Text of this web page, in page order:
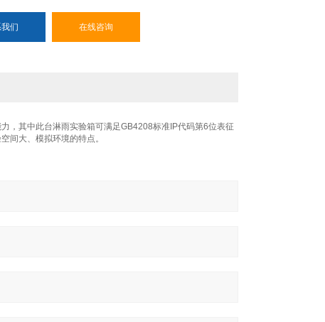
们 在线咨询
，其中此台淋雨实验箱可满足GB4208标准IP代码第6位表征
间大、模拟环境的特点。